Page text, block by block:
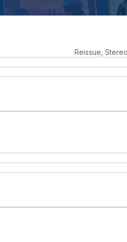
Reissue,